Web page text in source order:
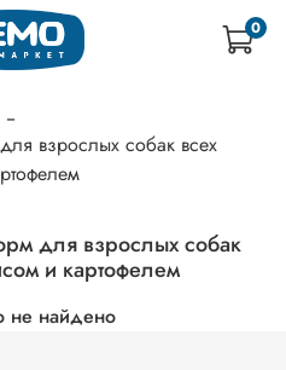
0
взрослых собак всех
для взрослых собак
и картофелем
не найдено